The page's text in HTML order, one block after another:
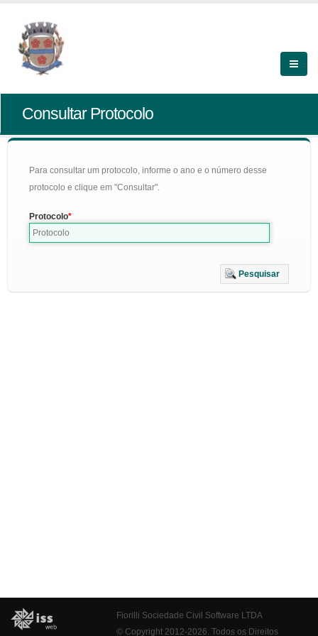
Consultar Protocolo
Para consultar um protocolo, informe o ano e o número desse
protocolo e clique em "Consultar".
Protocolo
Pesquisar
Fiorilli Sociedade Civil Software LTDA
© Copyright 2012-2026. Todos os Direitos